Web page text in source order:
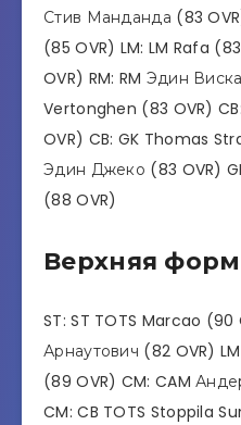
Стив Манданда (83
(85 OVR) LM: LM Rafa
OVR) RM: RM Эдин
Vertonghen (83 OVR)
OVR) CB: GK Thomas
Эдин Джеко (83 OVR)
(88 OVR)
Верхняя
ST: ST TOTS Marcao (90
Арнаутович (82 OVR)
(89 OVR) CM: CAM
CM: CB TOTS Stoppila